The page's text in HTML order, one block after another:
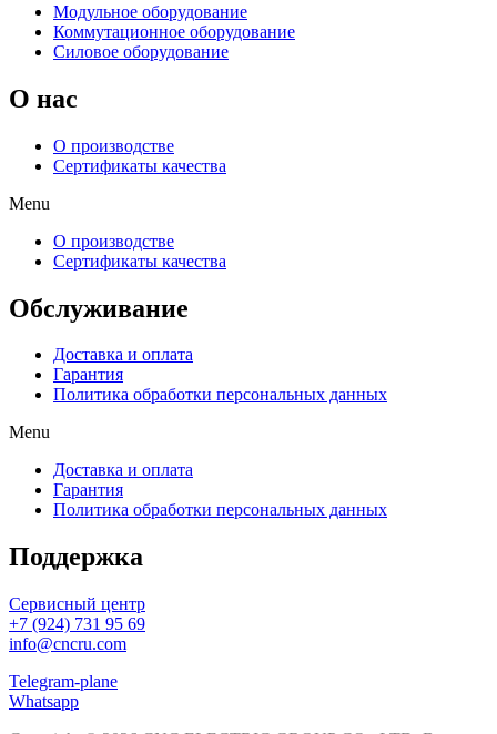
Модульное оборудование
Коммутационное оборудование
Силовое оборудование
O нас
О производстве
Сертификаты качества
Menu
О производстве
Сертификаты качества
Обслуживание
Доставка и оплата
Гарантия
Политика обработки персональных данных
Menu
Доставка и оплата
Гарантия
Политика обработки персональных данных
Поддержка
Сервисный центр
+7 (924) 731 95 69
info@cncru.com
Telegram-plane
Whatsapp